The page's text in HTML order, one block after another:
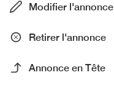
Modifier l'annonce
Retirer l'annonce
Annonce en Tête